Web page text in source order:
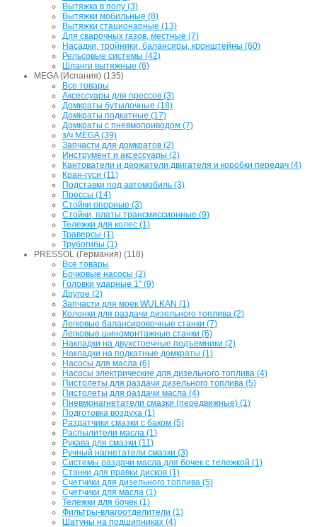
Вытяжка в полу (3)
Вытяжки мобильные (8)
Вытяжки стационарные (13)
Для сварочных газов, местные (7)
Насадки, тройники, балансиры, кронштейны (60)
Рельсовые системы (42)
Шланги вытяжные (6)
MEGA (Испания) (135)
Все товары
Аксессуары для прессов (3)
Домкраты бутылочные (18)
Домкраты подкатные (17)
Домкраты с пневмоприводом (7)
з/ч MEGA (39)
Запчасти для домкратов (2)
Инструмент и аксессуары (2)
Кантователи и держатели двигателя и коробки передач (4)
Кран-гуси (11)
Подставки под автомобиль (3)
Прессы (14)
Стойки опорные (3)
Стойки, платы трансмиссионные (9)
Тележки для колес (1)
Траверсы (1)
Трубогибы (1)
PRESSOL (Германия) (118)
Все товары
Бочковые насосы (2)
Головки ударные 1" (9)
Другое (2)
Запчасти для моек WULKAN (1)
Колонки для раздачи дизельного топлива (2)
Легковые балансировочные станки (7)
Легковые шиномонтажные станки (6)
Накладки на двухстоечные подъемники (2)
Накладки на подкатные домкраты (1)
Насосы для масла (6)
Насосы электрические для дизельного топлива (4)
Пистолеты для раздачи дизельного топлива (5)
Пистолеты для раздачи масла (4)
Пневмонагнетатели смазки (передвижные) (1)
Подготовка воздуха (1)
Раздатчики смазки с баком (5)
Распылители масла (1)
Рукава для смазки (11)
Ручный нагнетатели смазки (3)
Системы раздачи масла для бочек с тележкой (1)
Станки для правки дисков (1)
Счетчики для дизельного топлива (5)
Счетчики для масла (1)
Тележки для бочек (1)
Фильтры-влагоотделители (1)
Шатуны на подшипниках (4)